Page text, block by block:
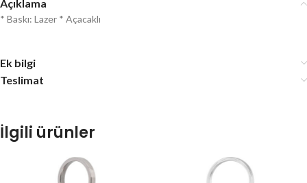
Açıklama
* Baskı: Lazer * Açacaklı
Ek bilgi
Teslimat
İlgili ürünler